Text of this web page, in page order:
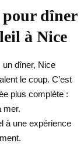
pour dîner
à Nice
un dîner, Nice
le coup. C’est
plus complète :
mer.
à une expérience